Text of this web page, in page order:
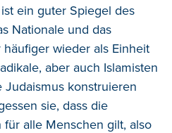
ein guter Spiegel des
Nationale und das
wieder als Einheit
aber auch Islamisten
konstruieren
sie, dass die
alle Menschen gilt, also